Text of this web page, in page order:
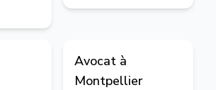
Avocat à
Montpellier